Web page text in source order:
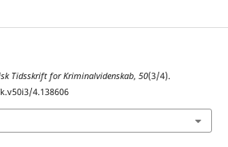
Tidsskrift for Kriminalvidenskab, 50(3/4).
4.138606